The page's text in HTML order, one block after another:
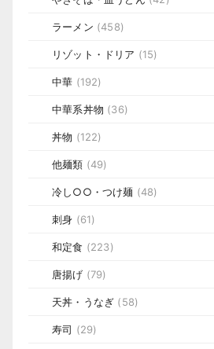
ラーメン (458)
リゾット・ドリア (15)
中華 (192)
中華系丼物 (36)
丼物 (122)
他麺類 (49)
冷し○○・つけ麺 (48)
刺身 (61)
和定食 (223)
唐揚げ (79)
天丼・うなぎ (58)
寿司 (29)